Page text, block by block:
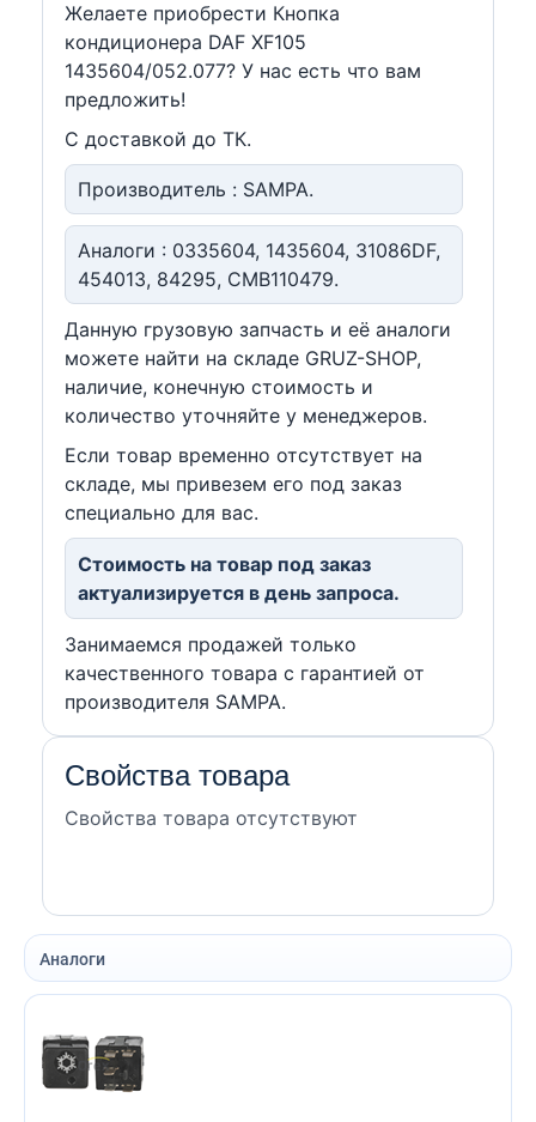
Желаете приобрести Кнопка
кондиционера DAF XF105
1435604/052.077? У нас есть что вам
предложить!
С доставкой до ТК.
Производитель : SAMPA.
Аналоги : 0335604, 1435604, 31086DF,
454013, 84295, CMB110479.
Данную грузовую запчасть и её аналоги
можете найти на складе GRUZ-SHOP,
наличие, конечную стоимость и
количество уточняйте у менеджеров.
Если товар временно отсутствует на
складе, мы привезем его под заказ
специально для вас.
Стоимость на товар под заказ
актуализируется в день запроса.
Занимаемся продажей только
качественного товара с гарантией от
производителя SAMPA.
Свойства товара
Свойства товара отсутствуют
Аналоги